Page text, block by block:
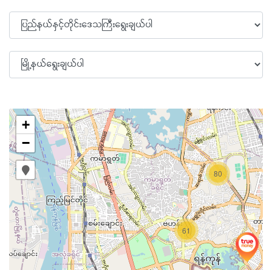
61
80
+
−